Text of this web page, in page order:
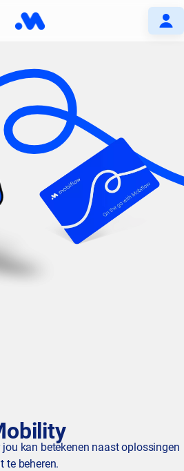
kan betekenen naast oplossingen
te beheren.